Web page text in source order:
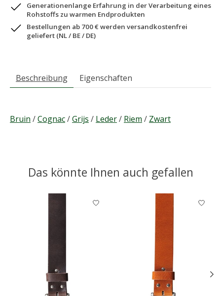
Generationenlange Erfahrung in der Verarbeitung eines
Rohstoffs zu warmen Endprodukten
Bestellungen ab 700 € werden versandkostenfrei
geliefert (NL / BE / DE)
Beschreibung Eigenschaften
Bruin /Cognac/Grijs / Leder/ Riem / Zwart
Das könnte Ihnen auch gefallen
Produkt-Karussell-Artikel